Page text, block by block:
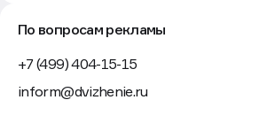
По вопросам рекламы
+7 (499) 404-15-15
inform@dvizhenie.ru